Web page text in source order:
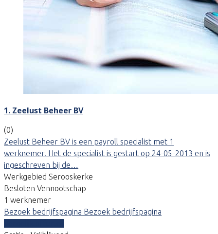
1. Zeelust Beheer BV
(0)
Zeelust Beheer BV is een payroll specialist met 1
werknemer. Het de specialist is gestart op 24-05-2013 en is
ingeschreven bij de…
Werkgebied Serooskerke
Besloten Vennootschap
1 werknemer
Bezoek bedrijfspagina Bezoek bedrijfspagina